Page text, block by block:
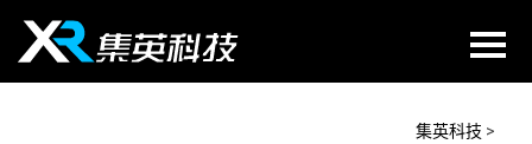
content
集英科技 >